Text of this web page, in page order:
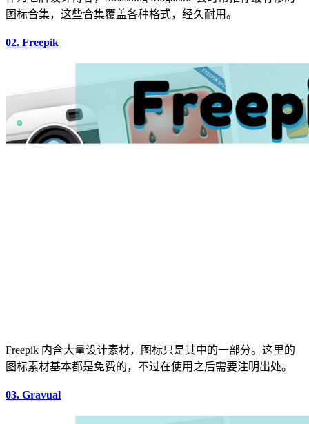
图标合集，这些合集覆盖各种格式，经久耐用。
02. Freepik
Freepik 内含大量设计素材，图标只是其中的一部分。这里的
图标素材基本都是免费的，不过在使用之后需要注明出处。
03. Gravual